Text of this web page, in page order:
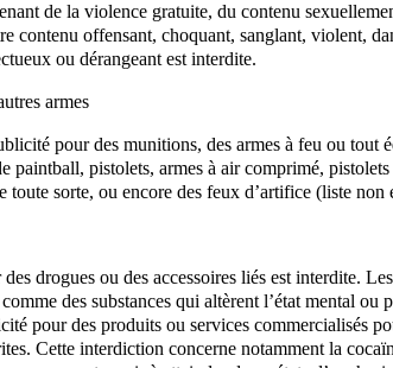
de la violence gratuite, du contenu
contenu offensant, choquant, sanglant, violent,
ou dérangeant est interdite.
armes
pour des munitions, des armes à feu ou tout
paintball, pistolets, armes à air comprimé,
toute sorte, ou encore des feux d’artifice (liste non
drogues ou des accessoires liés est interdite.
des substances qui altèrent l’état mental ou
pour des produits ou services commercialisés
Cette interdiction concerne notamment la